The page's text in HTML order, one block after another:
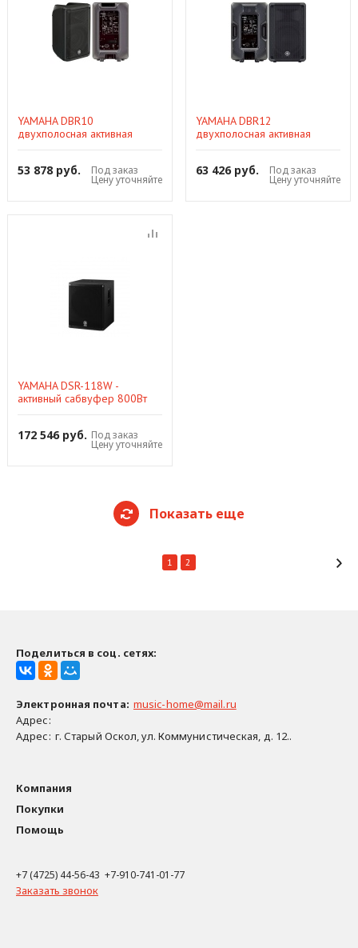
YAMAHA DBR10
двухполосная активная
53 878 руб. Под заказ
Цену уточняйте
YAMAHA DBR12
двухполосная активная
63 426 руб. Под заказ
Цену уточняйте
YAMAHA DSR-118W -
активный сабвуфер 800Вт
172 546 руб. Под заказ
Цену уточняйте
Показать еще
1 2
Поделиться в соц. сетях:
Электронная почта: music-home@mail.ru
Адрес:
Адрес: г. Старый Оскол, ул. Коммунистическая, д. 12..
Компания
Покупки
Помощь
+7 (4725) 44-56-43 +7-910-741-01-77
Заказать звонок